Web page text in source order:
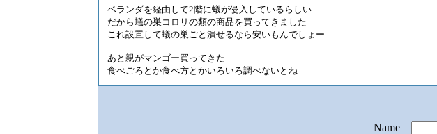
ベランダを経由して2階に蟻が侵入しているらしい
だから蟻の巣コロリの類の商品を買ってきました
これ設置して蟻の巣ごと潰せるなら安いもんでしょー
あと親がマンゴー買ってきた
食べごろとか食べ方とかいろいろ調べないとね
Name